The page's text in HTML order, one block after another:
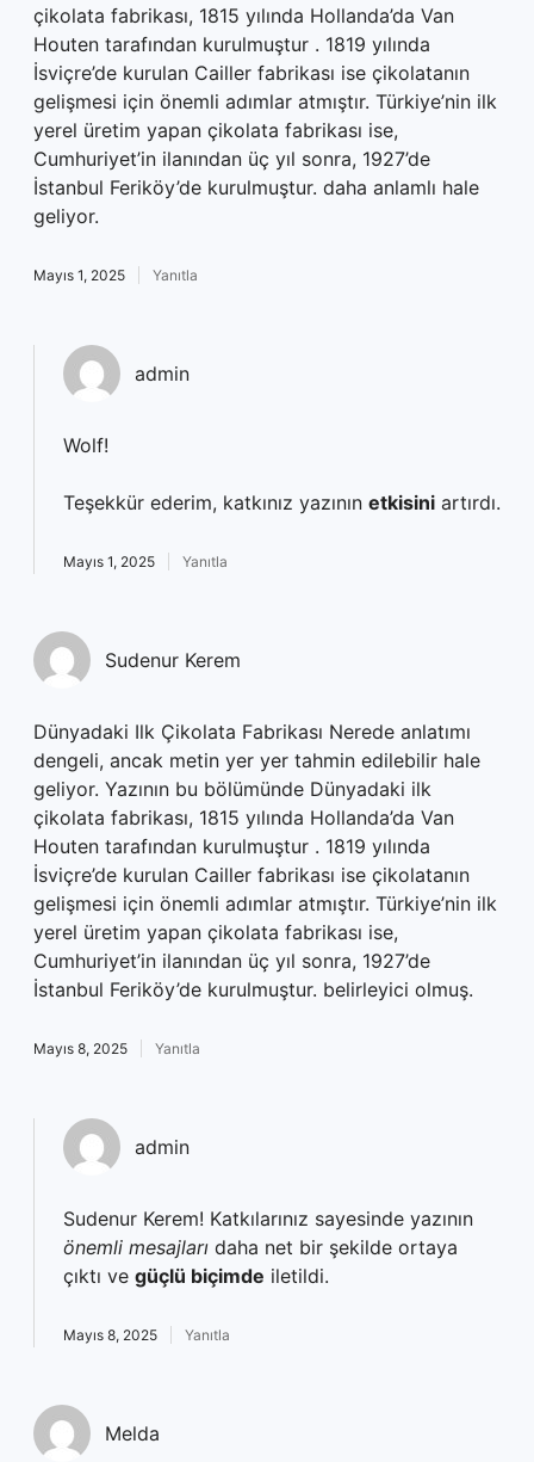
çikolata fabrikası, 1815 yılında Hollanda’da Van
Houten tarafından kurulmuştur . 1819 yılında
İsviçre’de kurulan Cailler fabrikası ise çikolatanın
gelişmesi için önemli adımlar atmıştır. Türkiye’nin ilk
yerel üretim yapan çikolata fabrikası ise,
Cumhuriyet’in ilanından üç yıl sonra, 1927’de
İstanbul Feriköy’de kurulmuştur. daha anlamlı hale
geliyor.
Mayıs 1, 2025 Yanıtla
admin
Wolf!
Teşekkür ederim, katkınız yazının etkisini artırdı.
Mayıs 1, 2025 Yanıtla
Sudenur Kerem
Dünyadaki Ilk Çikolata Fabrikası Nerede anlatımı
dengeli, ancak metin yer yer tahmin edilebilir hale
geliyor. Yazının bu bölümünde Dünyadaki ilk
çikolata fabrikası, 1815 yılında Hollanda’da Van
Houten tarafından kurulmuştur . 1819 yılında
İsviçre’de kurulan Cailler fabrikası ise çikolatanın
gelişmesi için önemli adımlar atmıştır. Türkiye’nin ilk
yerel üretim yapan çikolata fabrikası ise,
Cumhuriyet’in ilanından üç yıl sonra, 1927’de
İstanbul Feriköy’de kurulmuştur. belirleyici olmuş.
Mayıs 8, 2025 Yanıtla
admin
Sudenur Kerem! Katkılarınız sayesinde yazının
önemli mesajları daha net bir şekilde ortaya
çıktı ve güçlü biçimde iletildi.
Mayıs 8, 2025 Yanıtla
Melda